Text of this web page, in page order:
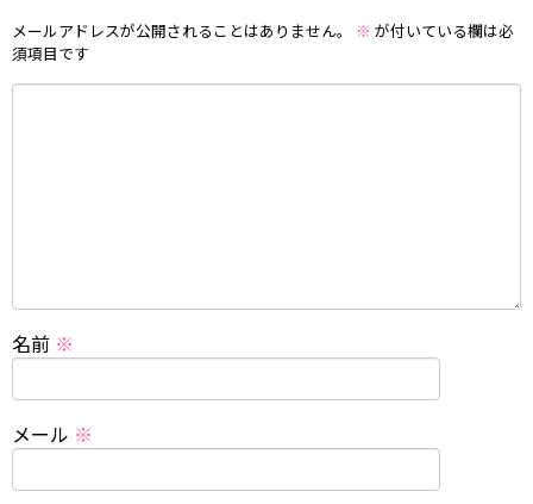
メールアドレスが公開されることはありません。 ※ が付いている欄は必
須項目です
名前 ※
メール ※